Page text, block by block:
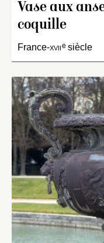
Vase aux
coquille
France-xviie siècle